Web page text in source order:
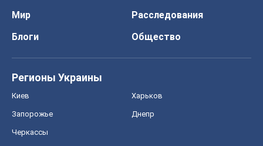
Мир
Расследования
Блоги
Общество
Регионы Украины
Киев Харьков
Запорожье Днепр
Черкассы